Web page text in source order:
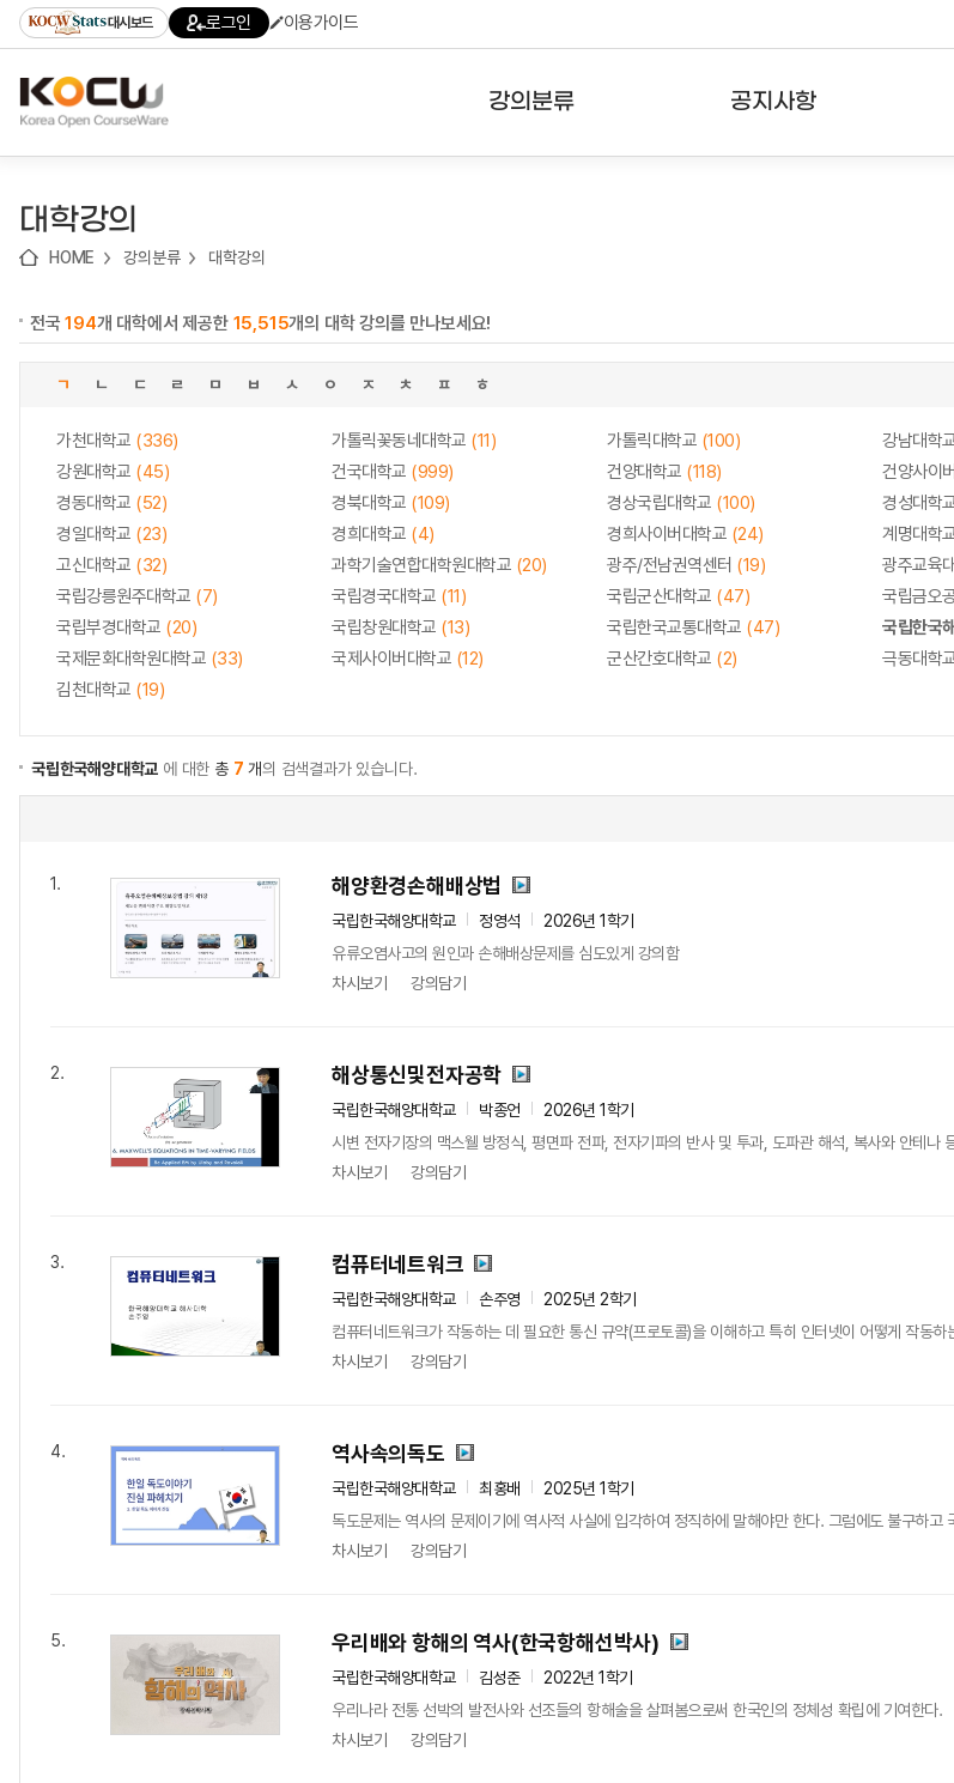
기
기
기
content)
가
대시보드 로그인 이용가이드
강의분류 공지사항
대학강의
HOME 강의분류 대학강의
전국194개 대학에서 제공한 15,515개의 대학 강의를 만나보세요!
ㄱ ㄴ ㄷ ㄹ ㅁ ㅂ ㅅ ㅇ ㅈ ㅊ ㅍ ㅎ
가천대학교 (336) 가톨릭꽃동네대학교 (11) 가톨릭대학교 (100) 강남대학
강원대학교 (45) 건국대학교 (999) 건양대학교 (118) 건양사이
경동대학교 (52) 경북대학교 (109) 경상국립대학교 (100) 경성대학
경일대학교 (23) 경희대학교 (4) 경희사이버대학교 (24) 계명대학
고신대학교 (32) 과학기술연합대학원대학교 (20) 광주/전남권역센터 (19) 광주교육
국립강릉원주대학교 (7) 국립경국대학교 (11) 국립군산대학교 (47) 국립금오
국립부경대학교 (20) 국립창원대학교 (13) 국립한국교통대학교 (47) 국립한국
국제문화대학원대학교 (33) 국제사이버대학교 (12) 군산간호대학교 (2) 극동대학
김천대학교 (19)
국립한국해양대학교 에 대한 총 7 개의 검색결과가 있습니다.
1. 해양환경손해배상법
국립한국해양대학교 정영석
2026년 1학기
유류오염사고의 원인과 손해배상문제를 심도있게 강의함
차시보기
강의담기
2. 해상통신및전자공학
국립한국해양대학교 박종언
2026년 1학기
시변 전자기장의 맥스웰 방정식, 평면파 전파, 전자기파의 반사 및 투과, 도파관 해석, 복사와 안테
차시보기
강의담기
3. 컴퓨터네트워크
국립한국해양대학교 손주영
2025년 2학기
컴퓨터네트워크가 작동하는 데 필요한 통신 규약(프로토콜)을 이해하고 특히 인터넷이 어떻게 작동하
차시보기
강의담기
4. 역사속의독도
국립한국해양대학교 최홍배
2025년 1학기
독도문제는 역사의 문제이기에 역사적 사실에 입각하여 정직하에 말해야만 한다. 그럼에도 불구하
차시보기
강의담기
5. 우리배와 항해의 역사(한국항해선박사)
국립한국해양대학교 김성준
2022년 1학기
우리나라 전통 선박의 발전사와 선조들의 항해술을 살펴봄으로써 한국인의 정체성 확립에 기여한다.
차시보기
강의담기